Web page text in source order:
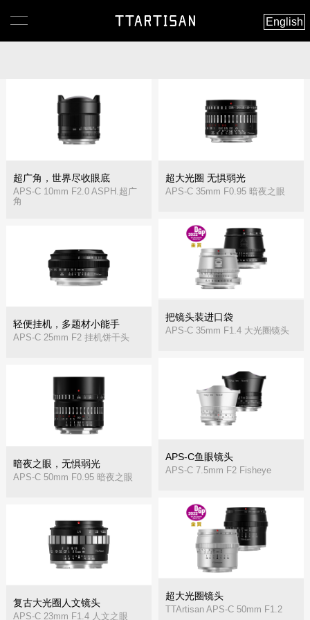
超广角，世界尽收眼底
APS-C 10mm F2.0 ASPH.超广
角
超大光圈 无惧弱光
APS-C 35mm F0.95 暗夜之眼
把镜头装进口袋
APS-C 35mm F1.4 大光圈镜头
轻便挂机，多题材小能手
APS-C 25mm F2 挂机饼干头
APS-C鱼眼镜头
APS-C 7.5mm F2 Fisheye
暗夜之眼，无惧弱光
APS-C 50mm F0.95 暗夜之眼
超大光圈镜头
TTArtisan APS-C 50mm F1.2
复古大光圈人文镜头
APS-C 23mm F1.4 人文之眼
English